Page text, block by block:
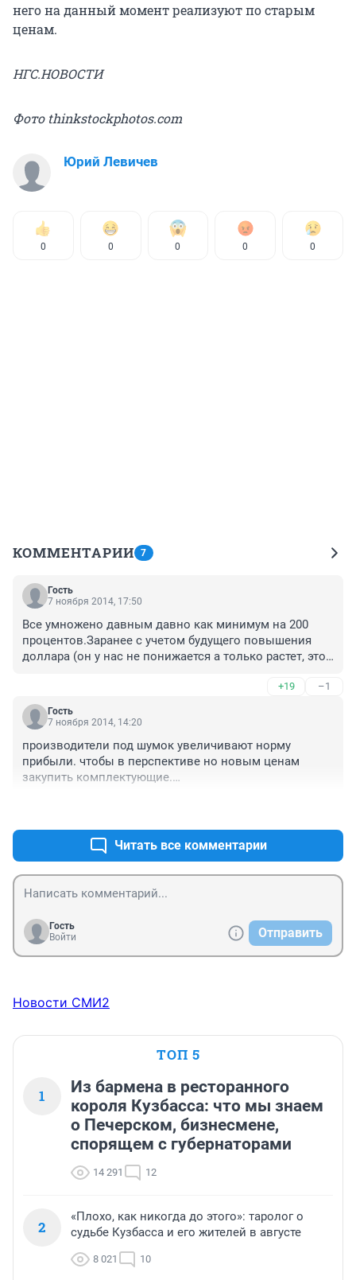
него на данный момент реализуют по старым
ценам.
НГС.НОВОСТИ
Фото thinkstockphotos.com
Юрий Левичев
0 0 0 0 0
КОММЕНТАРИИ 7
Гость
7 ноября 2014, 17:50
Все умножено давным давно как минимум на 200
процентов.Заранее с учетом будущего повышения
доллара (он у нас не понижается а только растет, это
+19 –1
Гость
7 ноября 2014, 14:20
производители под шумок увеличивают норму
прибыли. чтобы в перспективе но новым ценам
закупить комплектующие.
Читать все комментарии
Гость
Войти
Отправить
Новости СМИ2
ТОП 5
1
Из бармена в ресторанного
короля Кузбасса: что мы знаем
о Печерском, бизнесмене,
спорящем с губернаторами
14 291 12
2
«Плохо, как никогда до этого»: таролог о
судьбе Кузбасса и его жителей в августе
8 021 10